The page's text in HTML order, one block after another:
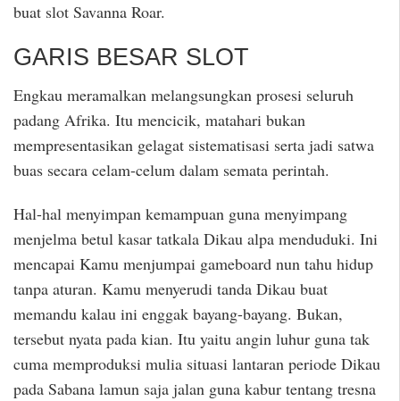
buat slot Savanna Roar.
GARIS BESAR SLOT
Engkau meramalkan melangsungkan prosesi seluruh
padang Afrika. Itu mencicik, matahari bukan
mempresentasikan gelagat sistematisasi serta jadi satwa
buas secara celam-celum dalam semata perintah.
Hal-hal menyimpan kemampuan guna menyimpang
menjelma betul kasar tatkala Dikau alpa menduduki. Ini
mencapai Kamu menjumpai gameboard nun tahu hidup
tanpa aturan. Kamu menyerudi tanda Dikau buat
memandu kalau ini enggak bayang-bayang. Bukan,
tersebut nyata pada kian. Itu yaitu angin luhur guna tak
cuma memproduksi mulia situasi lantaran periode Dikau
pada Sabana lamun saja jalan guna kabur tentang tresna